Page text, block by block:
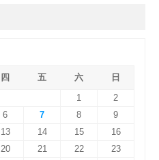
四 五 六
日
1
2
6 7 8
9
13 14 15
16
20 21 22
23